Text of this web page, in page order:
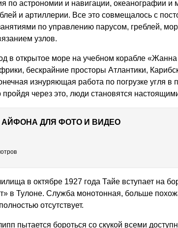
по астрономии и навигации, океанографии и
и артиллерии. Все это совмещалось с
по управлению парусом, греблей,
узлов.
в открытое море на учебном корабле
бескрайние просторы Атлантики,
изнуряющая работа по погрузке угля
пройдя через это, люди становятся
АЙФОНА ДЛЯ ФОТО И ВИДЕО
в октябре 1927 года Тайе вступает на
в Тулоне. Служба монотонная, больше
отсутствует.
пытается бороться со скукой всеми